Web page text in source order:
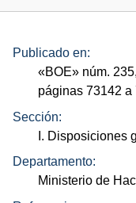
Publicado en:
«BOE» núm.
páginas 73142 a
Sección:
I. Disposiciones
Departamento:
Ministerio de